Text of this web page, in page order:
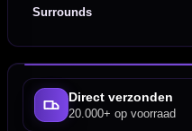
Surrounds
Direct verzonden
20.000+ op voorraad